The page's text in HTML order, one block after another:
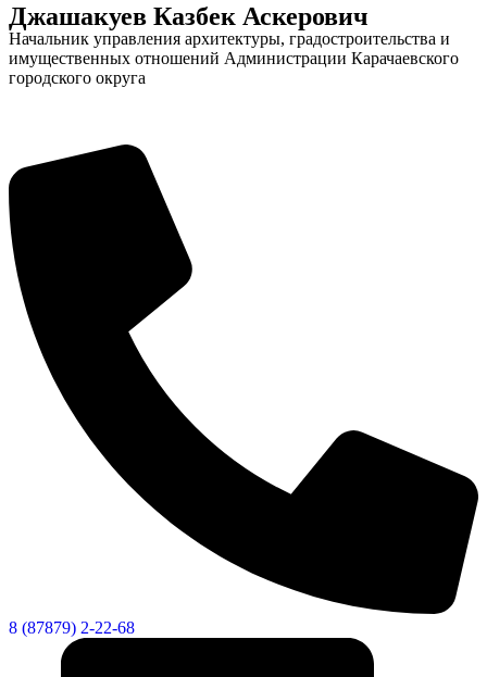
Джашакуев Казбек Аскерович
Начальник управления архитектуры, градостроительства и
имущественных отношений Администрации Карачаевского
городского округа
8 (87879) 2-22-68